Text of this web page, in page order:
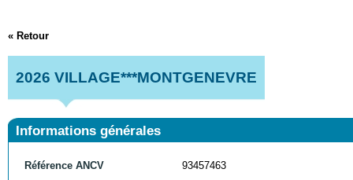
« Retour
2026 VILLAGE***MONTGENEVRE
Informations générales
Référence ANCV 93457463